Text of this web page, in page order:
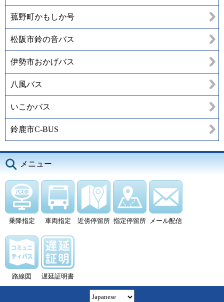
菰野町かもしか号
松阪市鈴の音バス
伊勢市おかげバス
八風バス
いこかバス
鈴鹿市C-BUS
メニュー
乗降指定 車両指定 近傍停留所 指定停留所 メール配信
路線図 遅延証明書